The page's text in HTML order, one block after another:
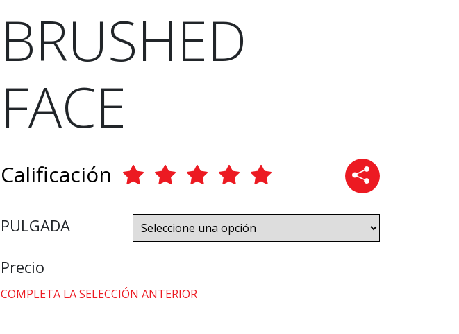
BRUSHED
FACE
Calificación
PULGADA
Precio
COMPLETA LA SELECCIÓN ANTERIOR